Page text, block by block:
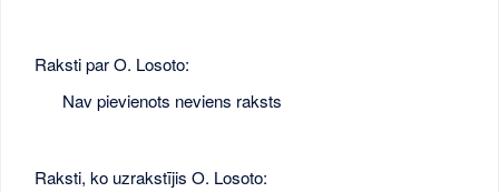
Raksti par O. Losoto:
Nav pievienots neviens raksts
Raksti, ko uzrakstījis O. Losoto: